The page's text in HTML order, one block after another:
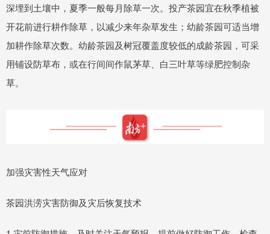
深埋到土壤中，夏季一般每月除草一次。投产茶园宜在秋季植被
开花前进行耕作除草，以减少来年杂草发生；幼龄茶园可适当增
加耕作除草次数。幼龄茶园及树冠覆盖度较低的成龄茶园，可采
用铺设防草布，或在行间间作鼠茅草、白三叶草等绿肥控制杂
草。
加强灾害性天气应对
茶园洪涝灾害防御及灾后恢复技术